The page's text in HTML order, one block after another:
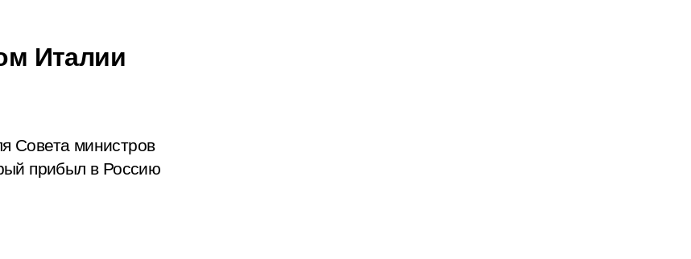
Италии
Совета министров
прибыл в Россию